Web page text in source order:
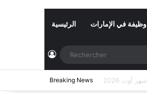
الرئيسية وظيفة في الإمارات
Connexion
Breaking News